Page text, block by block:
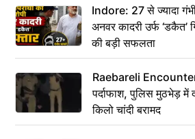
Indore: 27 से ज्यादा
अनवर कादरी उर्फ ‘डकैत’
की बड़ी सफलता
Raebareli Encounter:
पर्दाफाश, पुलिस मुठभेड़
किलो चांदी बरामद